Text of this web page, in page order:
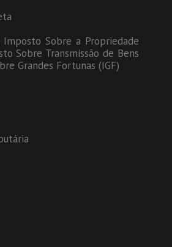
Sobre a Propriedade
Sobre Transmissão de Bens
Grandes Fortunas (IGF)